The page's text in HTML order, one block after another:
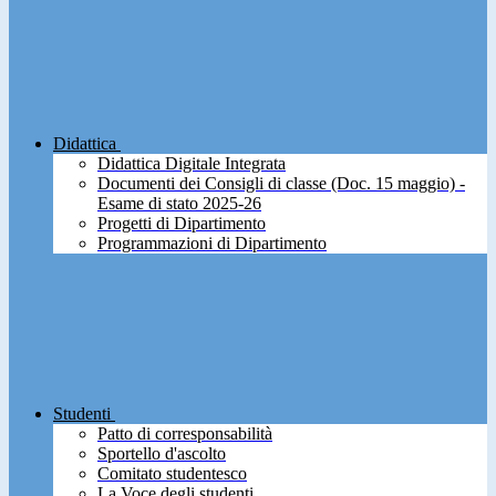
Didattica
Didattica Digitale Integrata
Documenti dei Consigli di classe (Doc. 15 maggio) -
Esame di stato 2025-26
Progetti di Dipartimento
Programmazioni di Dipartimento
Studenti
Patto di corresponsabilità
Sportello d'ascolto
Comitato studentesco